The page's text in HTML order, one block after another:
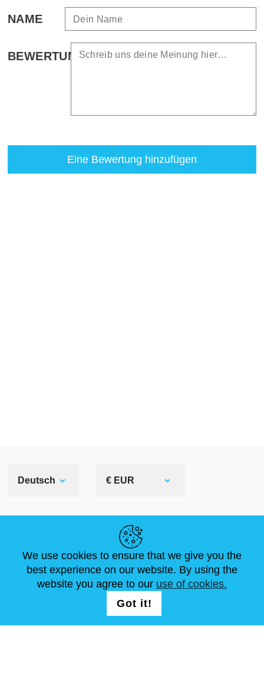
NAME
BEWERTUNG
Eine Bewertung hinzufügen
Deutsch € EUR
NEUIGKEITEN
ARTIKEL
ABOUT US
FAQ
STANDARDGRÖSSEN
SCHREIB UNS
We use cookies to ensure that we give you the
best experience on our website. By using the
website you agree to our use of cookies.
Got it!